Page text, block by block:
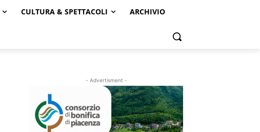
CULTURA & SPETTACOLI ARCHIVIO
- Advertisment -